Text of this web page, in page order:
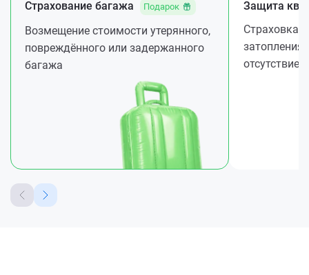
Страхование багажа Подарок
Возмещение стоимости утерянного,
повреждённого или задержанного
багажа
Защита
Страховка
затопления
отсутствие